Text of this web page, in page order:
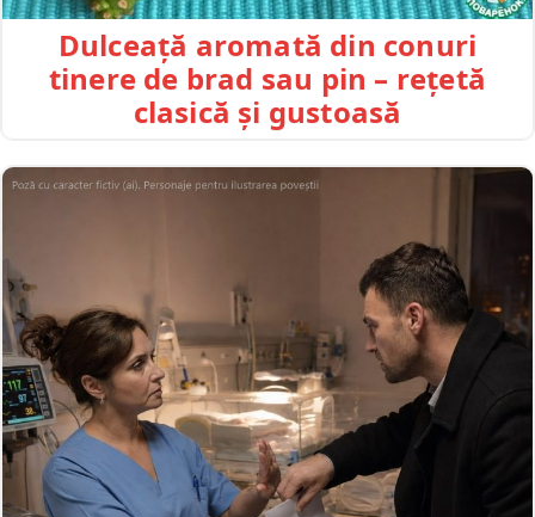
Dulceață aromată din conuri
tinere de brad sau pin – rețetă
clasică și gustoasă